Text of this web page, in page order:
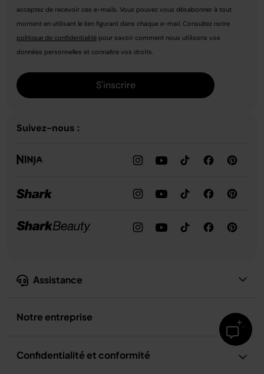
Assistance
Notre entreprise
Confidentialité et conformité
acceptez de recevoir ces e-mails. Vous pouvez vous désabonner à tout
moment en utilisant le lien figurant dans chaque e-mail. Consultez notre
politique de confidentialité pour savoir comment nous utilisons vos
données personnelles et connaître vos droits.
S'inscrire
Suivez-nous :